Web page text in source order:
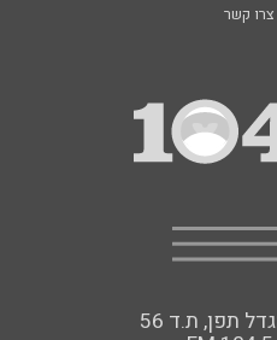
צרו קשר